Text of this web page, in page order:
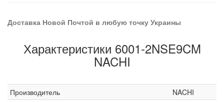
Доставка Новой Почтой в любую точку Украины
Характеристики 6001-2NSE9CM
NACHI
Производитель
NACHI